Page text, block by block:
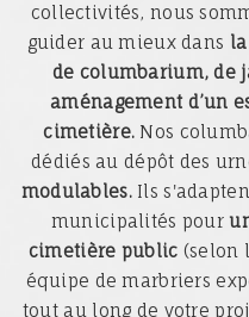
collectivités, nous
guider au mieux dans
de columbarium, de
aménagement d’un
cimetière. Nos
dédiés au dépôt des
modulables. Ils
municipalités pour
cimetière public (selon
équipe de marbriers
tout au long de votre